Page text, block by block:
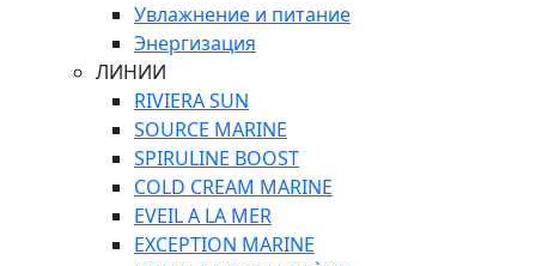
Увлажнение и питание
Энергизация
ЛИНИИ
RIVIERA SUN
SOURCE MARINE
SPIRULINE BOOST
COLD CREAM MARINE
EVEIL A LA MER
EXCEPTION MARINE